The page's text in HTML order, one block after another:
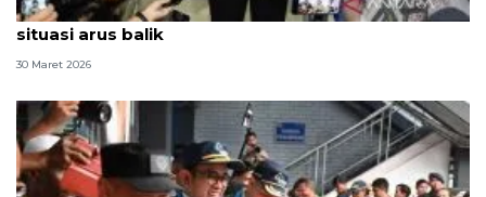
Hukum, dari pengobatan Andrie Yunus hingga
situasi arus balik
30 Maret 2026